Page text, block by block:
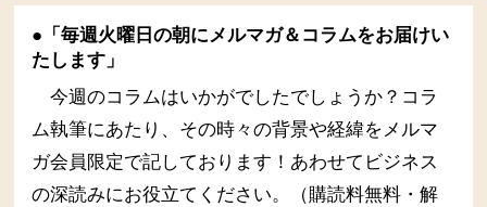
●「毎週火曜日の朝にメルマガ＆コラムをお届けい
たします」
今週のコラムはいかがでしたでしょうか？コラ
ム執筆にあたり、その時々の背景や経緯をメルマ
ガ会員限定で記しております！あわせてビジネス
の深読みにお役立てください。（購読料無料・解